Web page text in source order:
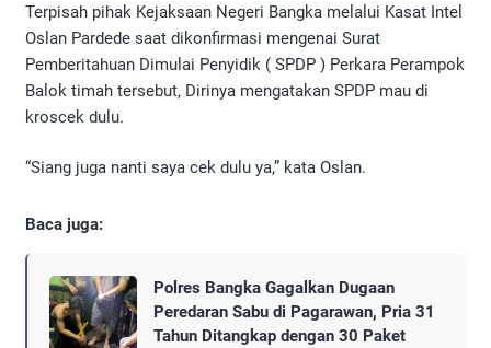
Terpisah pihak Kejaksaan Negeri Bangka melalui Kasat Intel
Oslan Pardede saat dikonfirmasi mengenai Surat
Pemberitahuan Dimulai Penyidik ( SPDP ) Perkara Perampok
Balok timah tersebut, Dirinya mengatakan SPDP mau di
kroscek dulu.
“Siang juga nanti saya cek dulu ya,” kata Oslan.
Baca juga:
Polres Bangka Gagalkan Dugaan
Peredaran Sabu di Pagarawan, Pria 31
Tahun Ditangkap dengan 30 Paket